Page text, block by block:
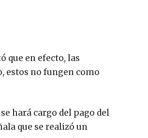
que en efecto, las
estos no fungen como
hará cargo del pago del
que se realizó un